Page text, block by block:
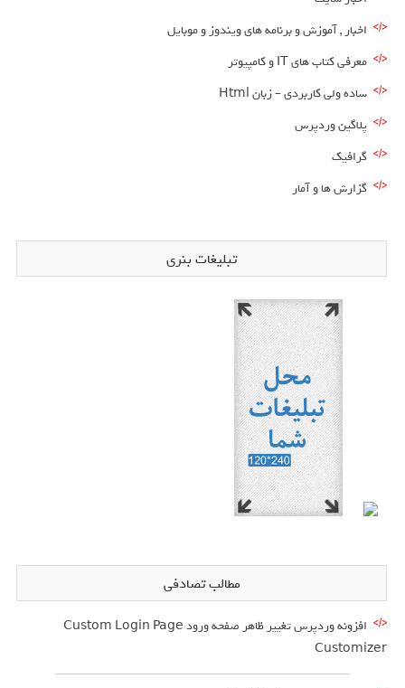
اخبار , آموزش و برنامه های ویندوز و موبایل
معرفی کتاب های IT و کامپیوتر
ساده ولی کاربردی – زبان Html
پلاگین وردپرس
گرافیک
گزارش ها و آمار
تبلیغات بنری
مطالب تصادفی
افزونه وردپرس تغییر ظاهر صفحه ورود Custom Login Page
Customizer